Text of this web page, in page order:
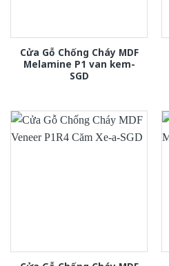
Cửa Gỗ Chống Cháy MDF
Melamine P1 van kem-
SGD